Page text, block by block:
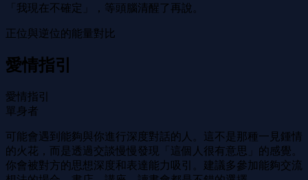
「我現在不確定」，等頭腦清醒了再說。
正位與逆位的能量對比
愛情指引
愛情指引
單身者
可能會遇到能夠與你進行深度對話的人。這不是那種一見鍾情
的火花，而是透過交談慢慢發現「這個人很有意思」的感覺。
你會被對方的思想深度和表達能力吸引。建議多參加能夠交流